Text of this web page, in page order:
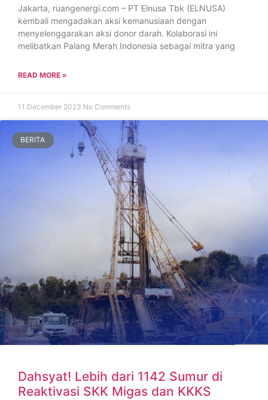
Jakarta, ruangenergi.com – PT Elnusa Tbk (ELNUSA)
kembali mengadakan aksi kemanusiaan dengan
menyelenggarakan aksi donor darah. Kolaborasi ini
melibatkan Palang Merah Indonesia sebagai mitra yang
READ MORE »
11 December 2023 No Comments
BERITA
Dahsyat! Lebih dari 1142 Sumur di
Reaktivasi SKK Migas dan KKKS